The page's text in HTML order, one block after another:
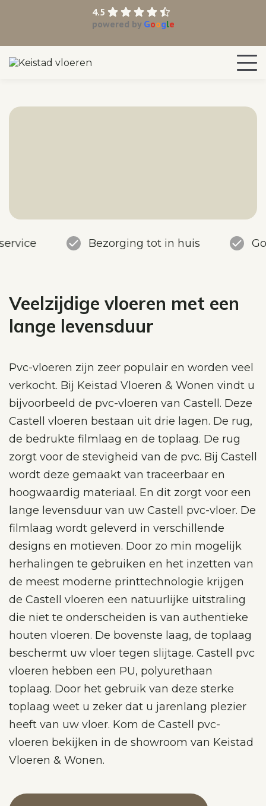
4.5
powered by Google
Bezorging tot in huis
Veelzijdige vloeren met een
lange levensduur
Pvc-vloeren zijn zeer populair en worden veel
verkocht. Bij Keistad Vloeren & Wonen vindt u
bijvoorbeeld de pvc-vloeren van Castell. Deze
Castell vloeren bestaan uit drie lagen. De rug,
de bedrukte filmlaag en de toplaag. De rug
zorgt voor de stevigheid van de pvc. Bij Castell
wordt deze gemaakt van traceerbaar en
hoogwaardig materiaal. En dit zorgt voor een
lange levensduur van uw Castell pvc-vloer. De
filmlaag wordt geleverd in verschillende
designs en motieven. Door zo min mogelijk
herhalingen te gebruiken en het inzetten van
de meest moderne printtechnologie krijgen
de Castell vloeren een natuurlijke uitstraling
die niet te onderscheiden is van authentieke
houten vloeren. De bovenste laag, de toplaag
beschermt uw vloer tegen slijtage. Castell pvc
vloeren hebben een PU, polyurethaan
toplaag. Door het gebruik van deze sterke
toplaag weet u zeker dat u jarenlang plezier
heeft van uw vloer. Kom de Castell pvc-
vloeren bekijken in de showroom van Keistad
Vloeren & Wonen.